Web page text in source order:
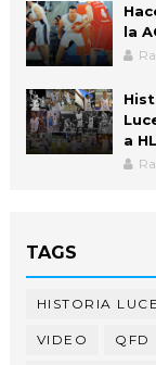
la
a
TAGS
HISTORIA
VIDEO QFD